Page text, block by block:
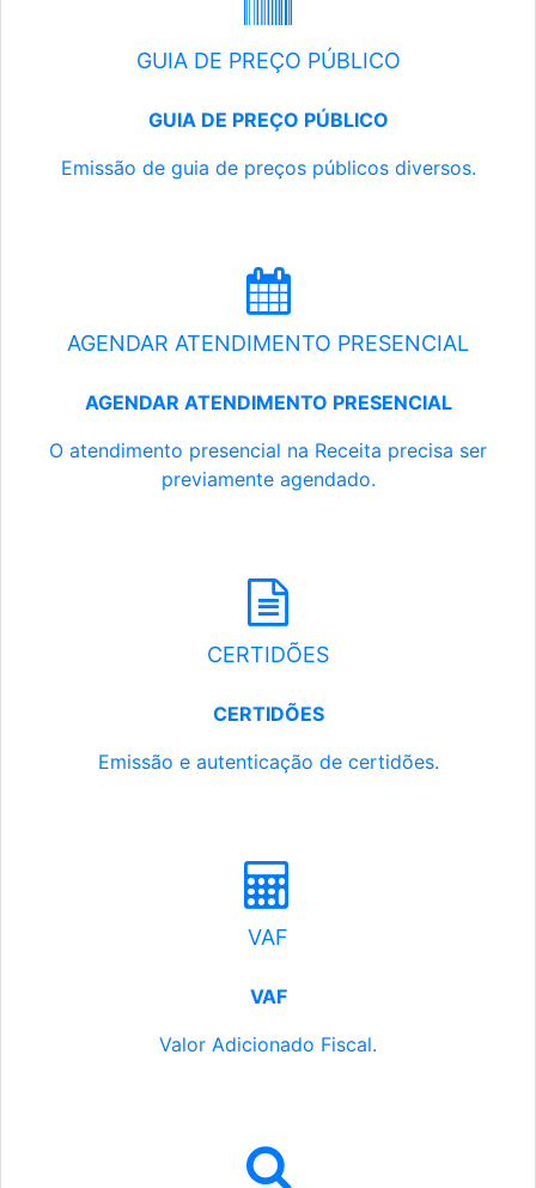
GUIA DE PREÇO PÚBLICO
GUIA DE PREÇO PÚBLICO
Emissão de guia de preços públicos diversos.
AGENDAR ATENDIMENTO PRESENCIAL
AGENDAR ATENDIMENTO PRESENCIAL
O atendimento presencial na Receita precisa ser
previamente agendado.
CERTIDÕES
CERTIDÕES
Emissão e autenticação de certidões.
VAF
VAF
Valor Adicionado Fiscal.